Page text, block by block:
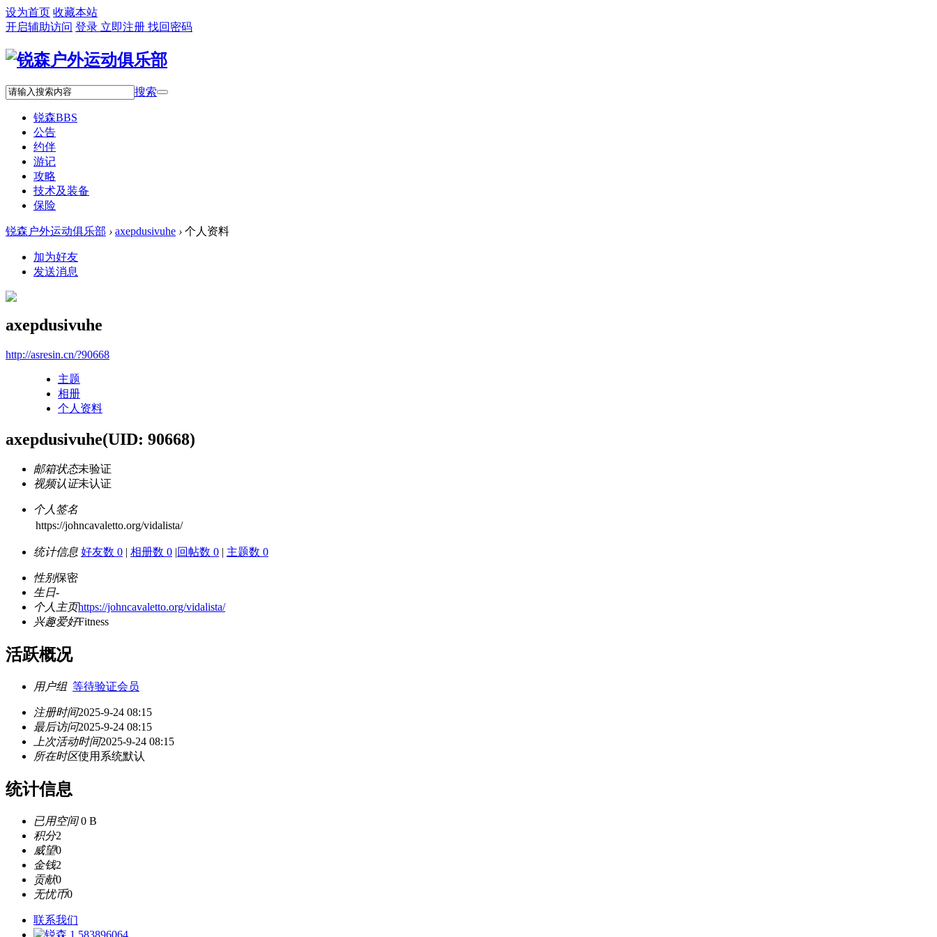
设为首页 收藏本站
开启辅助访问 登录 立即注册 找回密码
搜索
锐森BBS
公告
约伴
游记
攻略
技术及装备
保险
锐森户外运动俱乐部 › axepdusivuhe › 个人资料
加为好友
发送消息
axepdusivuhe
http://asresin.cn/?90668
主题
相册
个人资料
axepdusivuhe(UID: 90668)
邮箱状态未验证
视频认证未认证
个人签名
https://johncavaletto.org/vidalista/
统计信息 好友数 0 | 相册数 0 |回帖数 0 | 主题数 0
性别保密
生日-
个人主页https://johncavaletto.org/vidalista/
兴趣爱好Fitness
活跃概况
用户组 等待验证会员
注册时间2025-9-24 08:15
最后访问2025-9-24 08:15
上次活动时间2025-9-24 08:15
所在时区使用系统默认
统计信息
已用空间0 B
积分2
威望0
金钱2
贡献0
无忧币0
联系我们
583896064